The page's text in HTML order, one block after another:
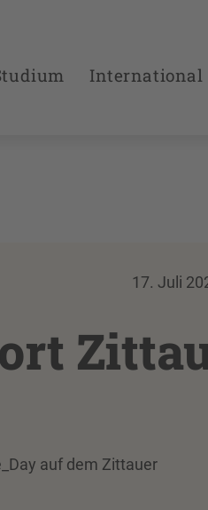
International
17. Juli
auf dem Zittauer